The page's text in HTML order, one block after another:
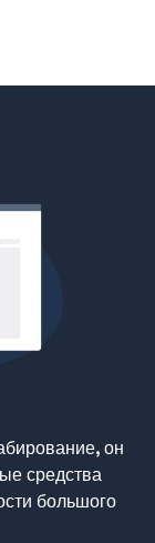
он
средства
большого